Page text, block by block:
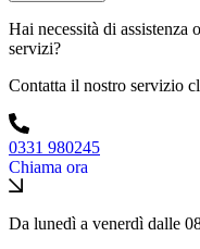
Hai necessità di
servizi?
Contatta il nostro servizio
0331 980245
Chiama ora
Da lunedì a venerdì dalle